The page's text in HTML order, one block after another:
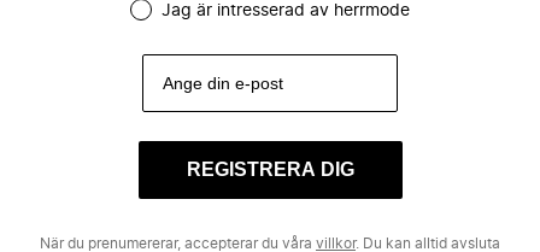
Jag är intresserad av herrmode
REGISTRERA DIG
När du prenumererar, accepterar du våra villkor. Du kan alltid avsluta